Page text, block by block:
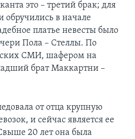
это – третий брак; для
обручились в начале
платье невесты было
Пола – Стеллы. По
СМИ, шафером на
брат Маккартни –
от отца крупную
и сейчас является ее
20 лет она была